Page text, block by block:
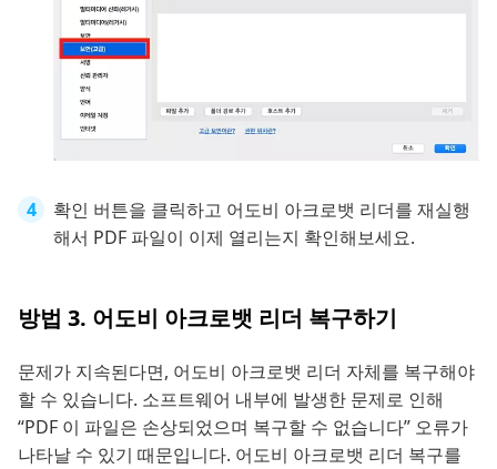
확인 버튼을 클릭하고 어도비 아크로뱃 리더를 재실행
해서 PDF 파일이 이제 열리는지 확인해보세요.
방법 3. 어도비 아크로뱃 리더 복구하기
문제가 지속된다면, 어도비 아크로뱃 리더 자체를 복구해야
할 수 있습니다. 소프트웨어 내부에 발생한 문제로 인해
“PDF 이 파일은 손상되었으며 복구할 수 없습니다” 오류가
나타날 수 있기 때문입니다. 어도비 아크로뱃 리더 복구를